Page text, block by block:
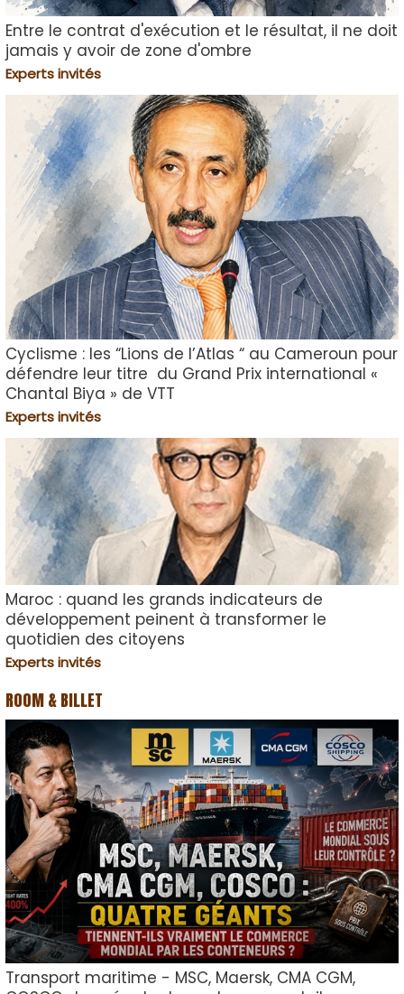
Entre le contrat d'exécution et le résultat, il ne doit
jamais y avoir de zone d'ombre
Experts invités
Cyclisme : les “Lions de l’Atlas “ au Cameroun pour
défendre leur titre du Grand Prix international «
Chantal Biya » de VTT
Experts invités
Maroc : quand les grands indicateurs de
développement peinent à transformer le
quotidien des citoyens
Experts invités
ROOM & BILLET
Transport maritime - MSC, Maersk, CMA CGM,